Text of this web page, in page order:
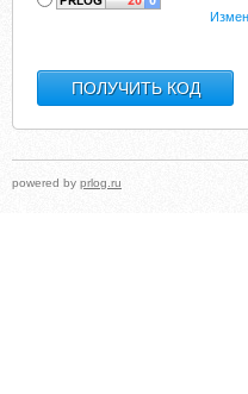
powered by prlog.ru